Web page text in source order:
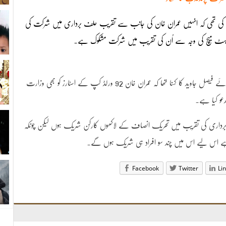
کی تھی کہ انہیں عمران خان کی جانب سے تقریب حلف برداری میں شرکت کی
میچ کی وجہ سے اُن کی تقریب میں شرکت مشکوک ہے۔
تے ہوئے فیصل جاوید کا کہنا تھا کہ عمران خان 92 ورلڈ کپ کے اسٹارز کو بھی وزارت
کیا ہے۔
برداری کی تقریب میں تحریک انصاف کے لاکھوں کارکن شریک ہوں لیکن چونکہ
اس لیے اس میں چند سو افراد ہی شریک ہوں گے۔
Facebook Twitter